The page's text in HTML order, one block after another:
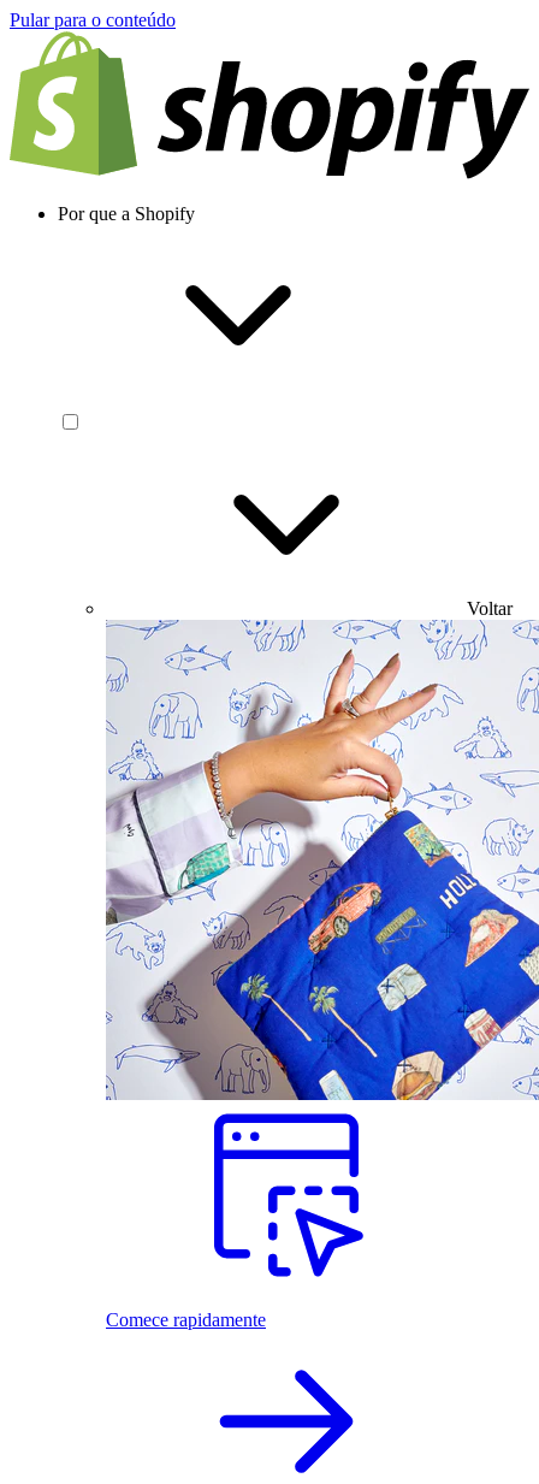
Pular para o conteúdo
Por que a Shopify
Voltar
Comece rapidamente